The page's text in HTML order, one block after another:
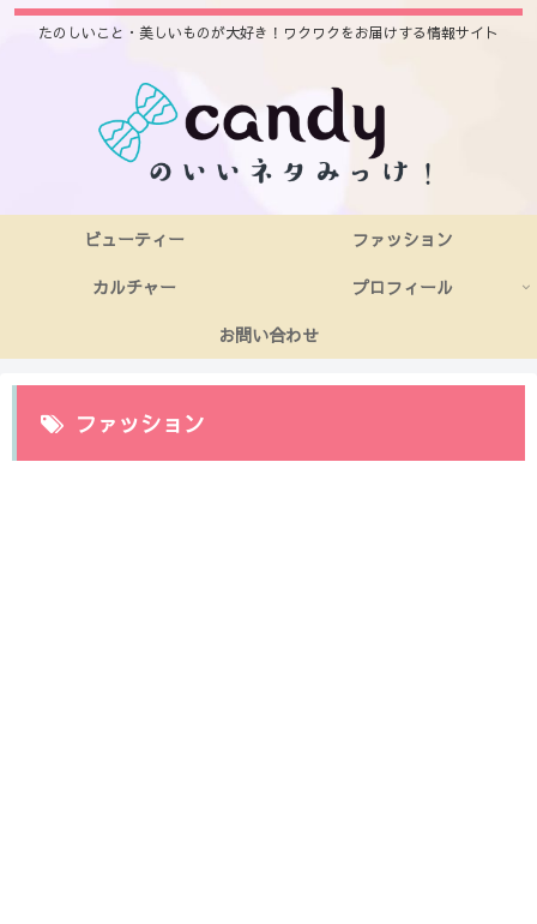
たのしいこと・美しいものが大好き！ワクワクをお届けする情報サイト
ビューティー
ファッション
カルチャー
プロフィール
お問い合わせ
ファッション